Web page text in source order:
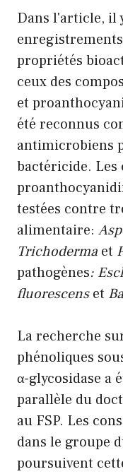
Dans l'article, il
enregistrements
propriétés
ceux des
et
été reconnus
antimicrobiens
bactéricide. Les
testées contre
alimentaire:
Trichoderma et
pathogènes:
fluorescenset
La recherche
phénoliques
α-glycosidase a
parallèle du
au FSP. Les
dans le groupe
poursuivent